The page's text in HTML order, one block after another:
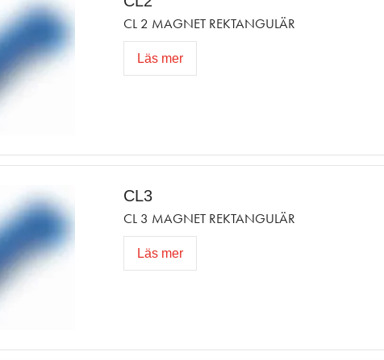
CL 2 MAGNET REKTANGULÄR
Läs mer
CL3
CL 3 MAGNET REKTANGULÄR
Läs mer